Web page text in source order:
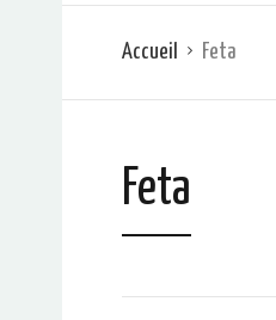
Accueil Feta
Feta